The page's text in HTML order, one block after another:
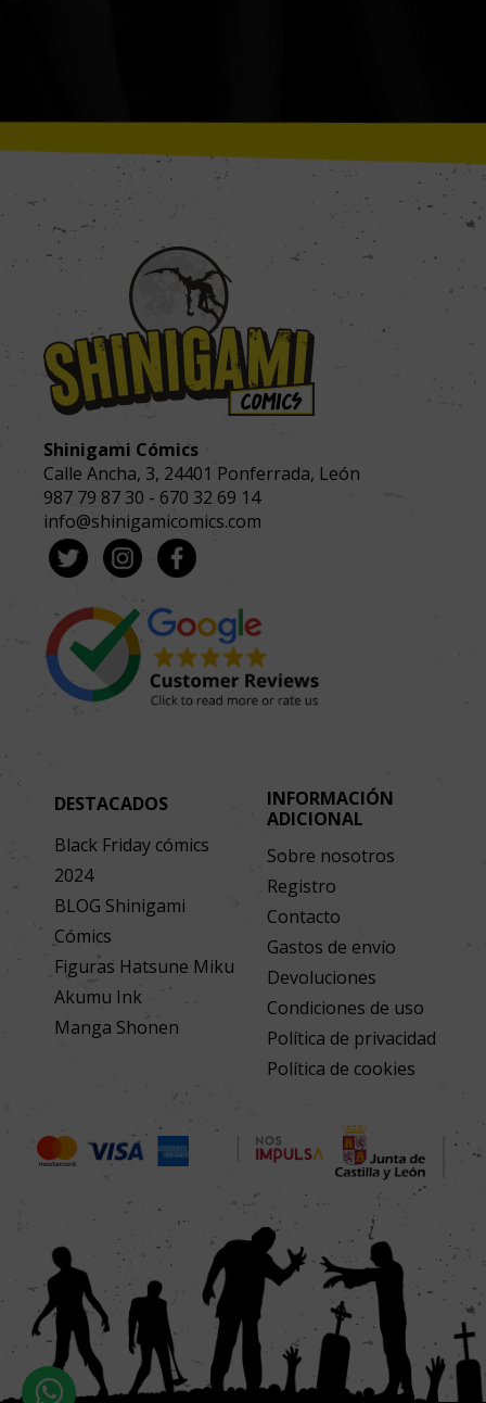
Shinigami Cómics
Calle Ancha, 3, 24401 Ponferrada, León
987 79 87 30 - 670 32 69 14
info@shinigamicomics.com
DESTACADOS
Black Friday cómics
2024
BLOG Shinigami
Cómics
Figuras Hatsune Miku
Akumu Ink
Manga Shonen
INFORMACIÓN
ADICIONAL
Sobre nosotros
Registro
Contacto
Gastos de envío
Devoluciones
Condiciones de uso
Política de privacidad
Política de cookies